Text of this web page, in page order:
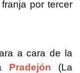
por tercer
a cara de la
Pradejón (La